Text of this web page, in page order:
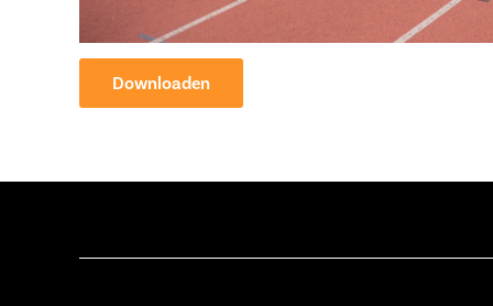
Downloaden